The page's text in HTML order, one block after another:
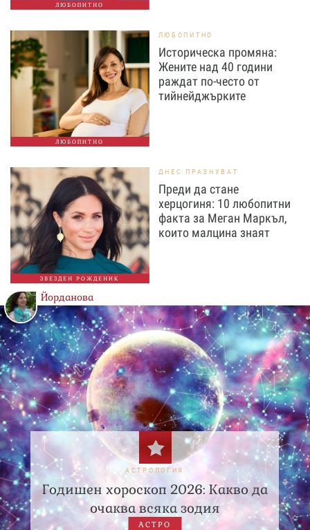
ЛЮБОПИТНО
ЛЮБОПИТНО
ЛЮБОПИТНО
Историческа промяна:
Жените над 40 години
раждат по-често от
тийнейджърките
ЗВЕЗДЕН РОЖДЕНИК
ДНЕС ПРАЗНУВАТ
Преди да стане
херцогиня: 10 любопитни
факта за Меган Маркъл,
които малцина знаят
Йорданова
АСТРОЛОГИЯ
Годишен хороскоп 2026: Какво да
очаква всяка зодия
АСТРО